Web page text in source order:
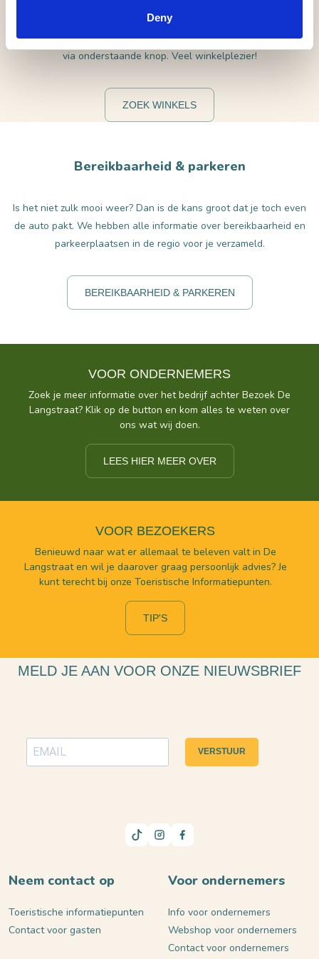
Deny
dorpen in de omgeving zoals Loon op Zand, Kaatsheuvel en
Drunen. Benieuwd naar alle shopadresjes in de regio? Je vindt ze
via onderstaande knop. Veel winkelplezier!
ZOEK WINKELS
Bereikbaarheid & parkeren
Is het niet zulk mooi weer? Dan is de kans groot dat je toch even
de auto pakt. We hebben alle informatie over bereikbaarheid en
parkeerplaatsen in de regio voor je verzameld.
BEREIKBAARHEID & PARKEREN
VOOR ONDERNEMERS
Zoek je meer informatie over het bedrijf achter Bezoek De
Langstraat? Klik op de button en kom alles te weten over
ons wat wij doen.
LEES HIER MEER OVER
VOOR BEZOEKERS
Benieuwd naar wat er allemaal te beleven valt in De
Langstraat en wil je daarover graag persoonlijk advies? Je
kunt terecht bij onze Toeristische Informatiepunten.
TIP'S
MELD JE AAN VOOR ONZE NIEUWSBRIEF
VERSTUUR
Neem contact op
Toeristische informatiepunten
Contact voor gasten
Voor ondernemers
Info voor ondernemers
Webshop voor ondernemers
Contact voor ondernemers